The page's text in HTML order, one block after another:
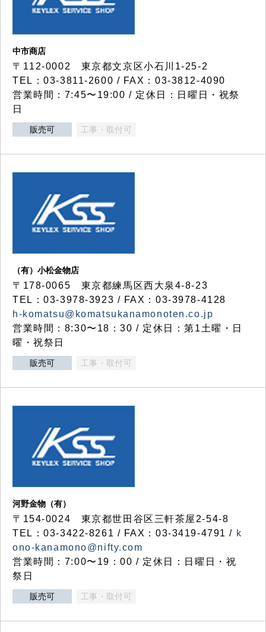
中市商店
〒112-0002 東京都文京区小石川1-25-2
TEL：03-3811-2600 / FAX：03-3812-4090
営業時間：7:45〜19:00 / 定休日：日曜日・祝祭
日
販売可 工事・取付可
（有）小松金物店
〒178-0065 東京都練馬区西大泉4-8-23
TEL：03-3978-3923 / FAX：03-3978-4128
h-komatsu@komatsukanamonoten.co.jp
営業時間：8:30〜18：30 / 定休日：第1土曜・日
曜・祝祭日
販売可 工事・取付可
河野金物（有）
〒154-0024 東京都世田谷区三軒茶屋2-54-8
TEL：03-3422-8261 / FAX：03-3419-4791 / k
ono-kanamono@nifty.com
営業時間：7:00〜19：00 / 定休日：日曜日・祝
祭日
販売可 工事・取付可